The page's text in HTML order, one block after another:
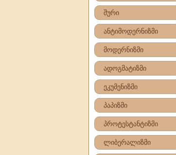
შური
ანტიმოდერნიზმი
მოდერნიზმი
ადოგმატიზმი
ეკუმენიზმი
პაპიზმი
პროტესტანტიზმი
ლიბერალიზმი